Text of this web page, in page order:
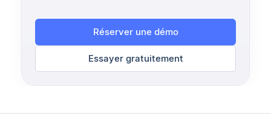
Réserver une démo
Essayer gratuitement